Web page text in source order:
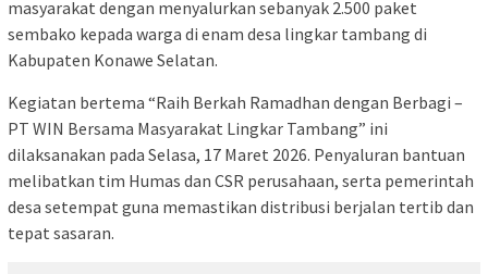
masyarakat dengan menyalurkan sebanyak 2.500 paket
sembako kepada warga di enam desa lingkar tambang di
Kabupaten Konawe Selatan.
Kegiatan bertema “Raih Berkah Ramadhan dengan Berbagi –
PT WIN Bersama Masyarakat Lingkar Tambang” ini
dilaksanakan pada Selasa, 17 Maret 2026. Penyaluran bantuan
melibatkan tim Humas dan CSR perusahaan, serta pemerintah
desa setempat guna memastikan distribusi berjalan tertib dan
tepat sasaran.